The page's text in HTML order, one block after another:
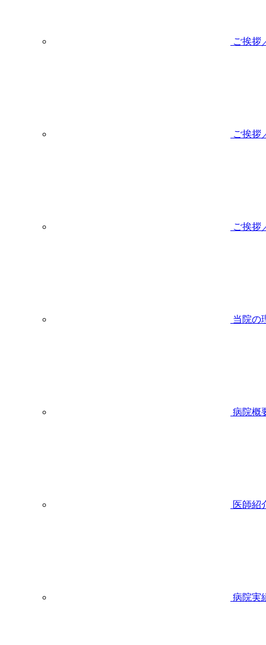
ご挨拶
ご挨拶
ご挨拶
当院の
病院概
医師紹
病院実